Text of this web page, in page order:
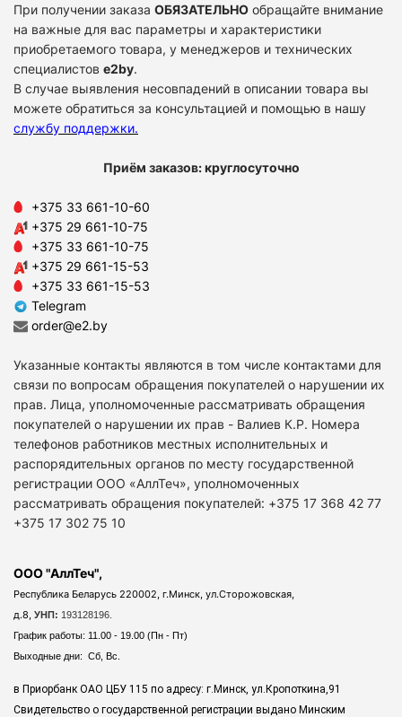
При получении заказа ОБЯЗАТЕЛЬНО обращайте внимание
на важные для вас параметры и характеристики
приобретаемого товара, у менеджеров и технических
специалистов e2by.
В случае выявления несовпадений в описании товара вы
можете обратиться за консультацией и помощью в нашу
службу поддержки.
Приём заказов: круглосуточно
+375 33 661-10-60
+375 29 661-10-75
+375 33 661-10-75
+375 29 661-15-53
+375 33 661-15-53
Telegram
order@e2.by
Указанные контакты являются в том числе контактами для
связи по вопросам обращения покупателей о нарушении их
прав. Лица, уполномоченные рассматривать обращения
покупателей о нарушении их прав - Валиев К.Р. Номера
телефонов работников местных исполнительных и
распорядительных органов по месту государственной
регистрации ООО «АллТеч», уполномоченных
рассматривать обращения покупателей: +375 17 368 42 77
+375 17 302 75 10
ООО "АллТеч",
Республика Беларусь 220002, г.Минск, ул.Сторожовская,
д.8, УНП: 193128196.
График работы: 11.00 - 19.00 (Пн - Пт)
Выходные дни: Сб, Вс.
в Приорбанк ОАО ЦБУ 115 по адресу: г.Минск, ул.Кропоткина,91
Свидетельство о государственной регистрации выдано Минским